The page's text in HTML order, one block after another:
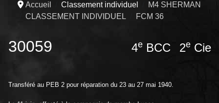
Accueil Classement individuel
M4 SHERMAN
CLASSEMENT INDIVIDUEL
FCM 36
30059 4e BCC 2e
Transféré au PEB 2 pour réparation du 23 au 27 mai 1940.